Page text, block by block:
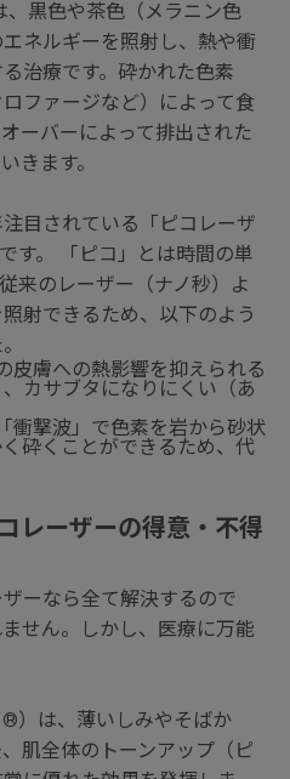
、黒色や茶色（メラニン色
ネルギーを照射し、熱や衝
治療です。砕かれた色素
ファージなど）によって食
ーバーによって排出された
きます。
目されている「ピコレーザ
す。 「ピコ」とは時間の単
来のレーザー（ナノ秒）よ
射できるため、以下のよう
皮膚への熱影響を抑えられる
カサブタになりにくい（あ
衝撃波」で色素を岩から砂状
砕くことができるため、代
レーザーの得意・不得
ーなら全て解決するので
せん。しかし、医療に万能
）は、薄いしみやそばか
肌全体のトーンアップ（ピ